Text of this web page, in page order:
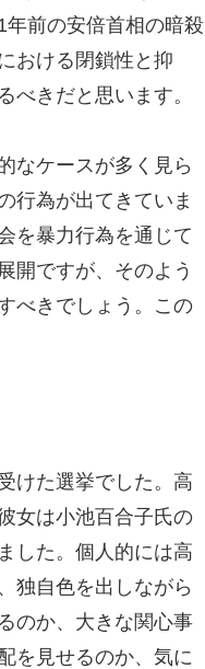
前の安倍首相の暗殺
おける閉鎖性と抑
べきだと思います。
なケースが多く見ら
行為が出てきていま
を暴力行為を通じて
開ですが、そのよう
べきでしょう。この
けた選挙でした。高
女は小池百合子氏の
した。個人的には高
独自色を出しながら
のか、大きな関心事
を見せるのか、気に